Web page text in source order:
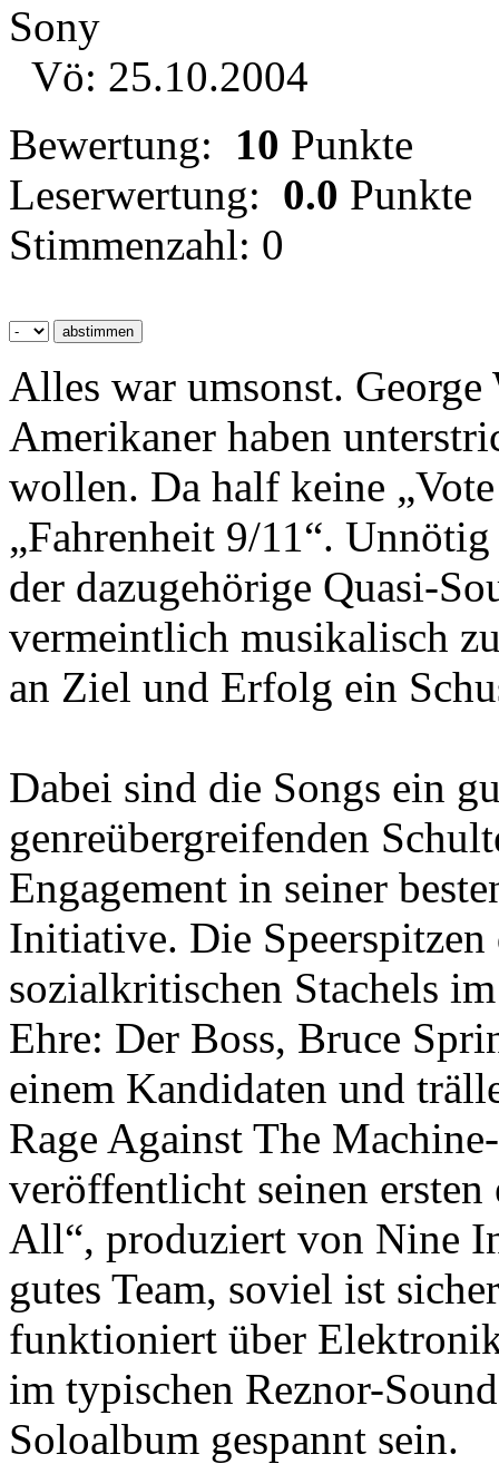
Sony
Vö: 25.10.2004
Bewertung: 10 Punkte
Leserwertung: 0.0 Punkte
Stimmenzahl: 0
Alles war umsonst.
Amerikaner haben
wollen. Da half keine
„Fahrenheit 9/11“.
der dazugehörige Quasi-
vermeintlich musikalisch
an Ziel und Erfolg ein
Dabei sind die Songs ein
genreübergreifenden
Engagement in seiner
Initiative. Die
sozialkritischen Stachels
Ehre: Der Boss, Bruce
einem Kandidaten und
Rage Against The
veröffentlicht seinen
All“, produziert von Nine
gutes Team, soviel ist
funktioniert über
im typischen Reznor-
Soloalbum gespannt sein.